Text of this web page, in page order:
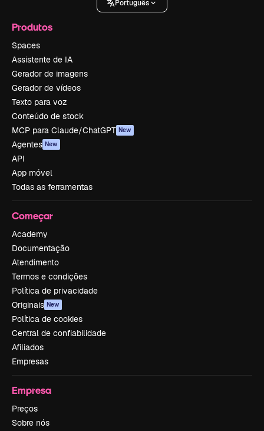
Português
Produtos
Spaces
Assistente de IA
Gerador de imagens
Gerador de vídeos
Texto para voz
Conteúdo de stock
MCP para Claude/ChatGPT New
Agentes New
API
App móvel
Todas as ferramentas
Começar
Academy
Documentação
Atendimento
Termos e condições
Política de privacidade
Originais New
Política de cookies
Central de confiabilidade
Afiliados
Empresas
Empresa
Preços
Sobre nós